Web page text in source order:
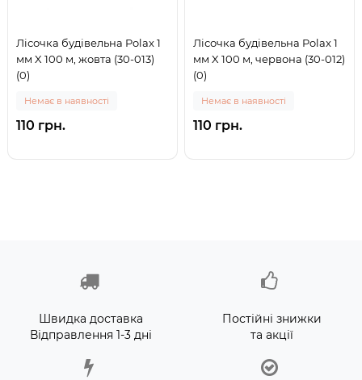
Лісочка будівельна Polax 1
мм X 100 м, жовта (30-013)
(0)
Немає в наявності
110 грн.
Лісочка будівельна Polax 1
мм X 100 м, червона (30-012)
(0)
Немає в наявності
110 грн.
Швидка доставка
Відправлення 1-3 дні
Постійні знижки
та акції